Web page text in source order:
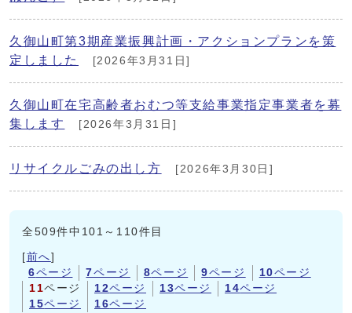
久御山町第3期産業振興計画・アクションプランを策
定しました
[2026年3月31日]
久御山町在宅高齢者おむつ等支給事業指定事業者を募
集します
[2026年3月31日]
リサイクルごみの出し方 [2026年3月30日]
全509件中101～110件目
[前へ]
6ページ 7ページ 8ページ 9ページ 10ページ
11ページ 12ページ 13ページ 14ページ
15ページ 16ページ